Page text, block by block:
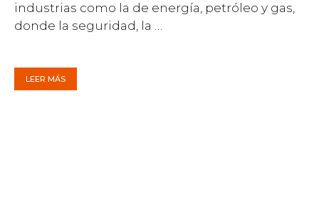
industrias como la de energía, petróleo y gas,
donde la seguridad, la …
LEER MÁS